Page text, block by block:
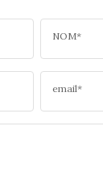
NOM*
email*